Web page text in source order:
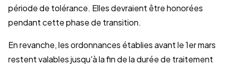
période de tolérance. Elles devraient être honorées
pendant cette phase de transition.
En revanche, les ordonnances établies avant le 1er mars
restent valables jusqu'à la fin de la durée de traitement